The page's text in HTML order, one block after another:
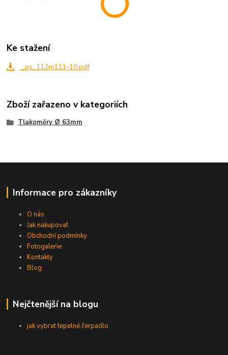
Ke stažení
_ps_112m111-10.pdf
Zboží zařazeno v kategoriích
Tlakoměry Ø 63mm
Informace pro zákazníky
O nás
Jak nakupovat
Obchodní podmínky
Fotogalerie
Kontakty
Blog
Nejčtenější na blogu
jak vybrat tepelné čerpadlo